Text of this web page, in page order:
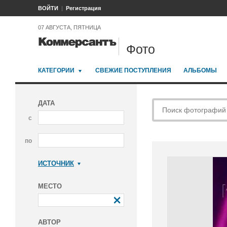
ВОЙТИ Регистрация
07 АВГУСТА, ПЯТНИЦА
Фото
КАТЕГОРИИ СВЕЖИЕ ПОСТУПЛЕНИЯ АЛЬБОМЫ
ДАТА
с
по
ИСТОЧНИК
МЕСТО
АВТОР